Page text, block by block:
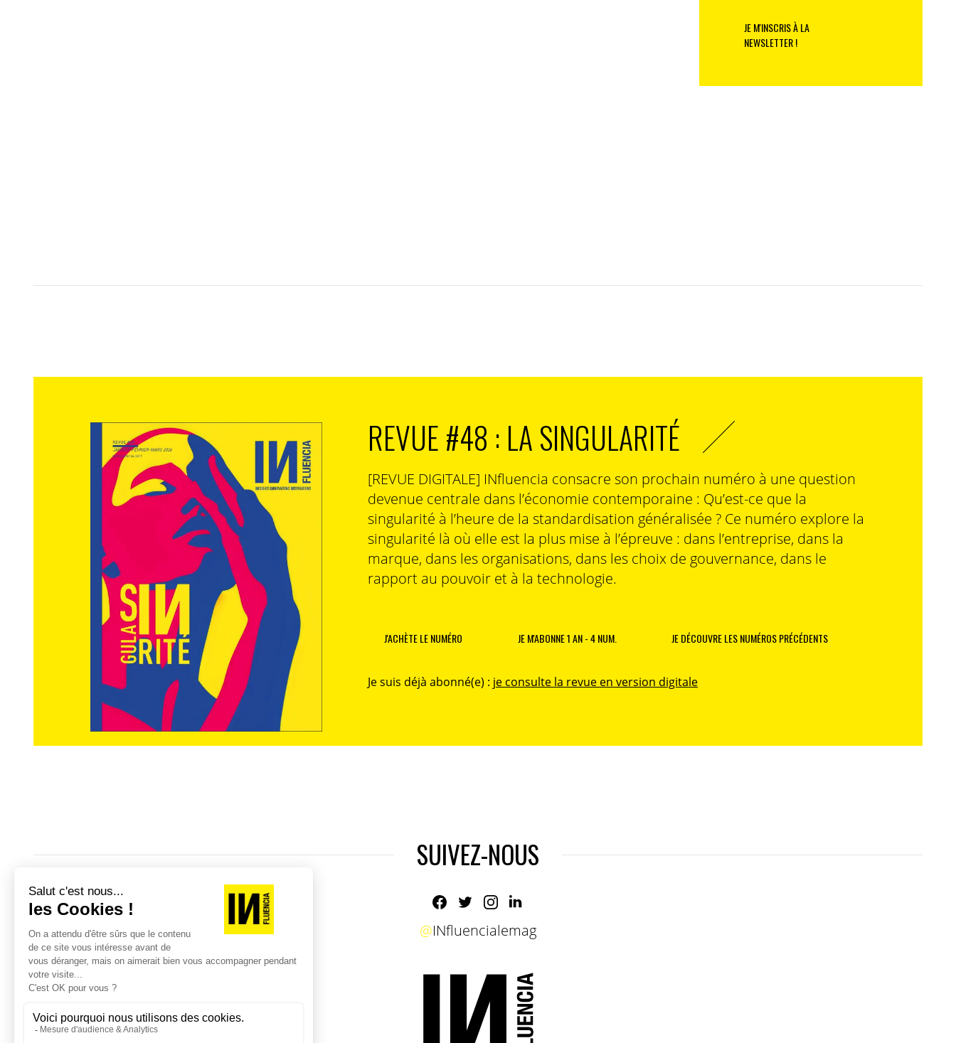
JE M'INSCRIS À LA
NEWSLETTER !
REVUE #48 : LA SINGULARITÉ
[REVUE DIGITALE] INfluencia consacre son prochain numéro à une question
devenue centrale dans l’économie contemporaine : Qu’est-ce que la
singularité à l’heure de la standardisation généralisée ? Ce numéro explore la
singularité là où elle est la plus mise à l’épreuve : dans l’entreprise, dans la
marque, dans les organisations, dans les choix de gouvernance, dans le
rapport au pouvoir et à la technologie.
J'ACHÈTE LE NUMÉRO JE M'ABONNE 1 AN - 4 NUM. JE DÉCOUVRE LES NUMÉROS PRÉCÉDENTS
Je suis déjà abonné(e) : je consulte la revue en version digitale
SUIVEZ-NOUS
@INfluencialemag